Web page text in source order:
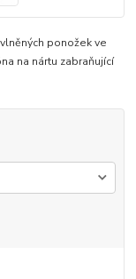
ponožek ve
na nártu zabraňující